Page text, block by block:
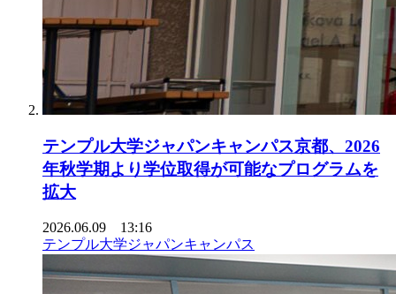
テンプル大学ジャパンキャンパス京都、2026
年秋学期より学位取得が可能なプログラムを
拡大
2026.06.09 13:16
テンプル大学ジャパンキャンパス